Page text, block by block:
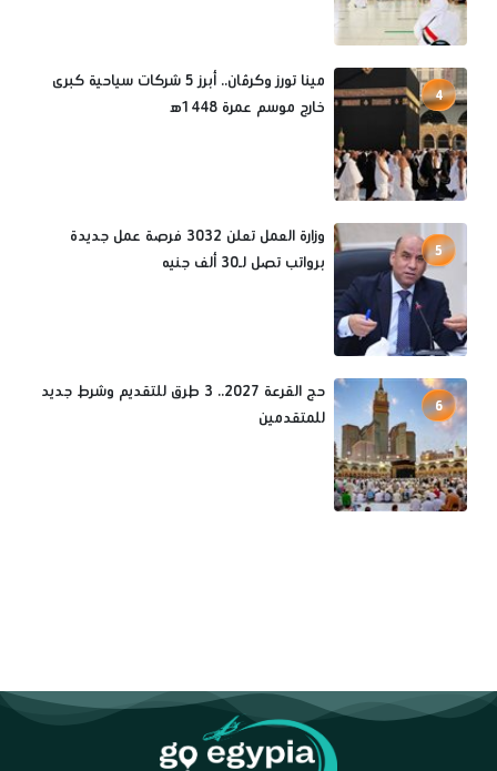
4
مينا تورز وكرڤان.. أبرز 5 شركات سياحية كبرى
خارج موسم عمرة 1448ه‍
5
وزارة العمل تعلن 3032 فرصة عمل جديدة
برواتب تصل لـ30 ألف جنيه
6
حج القرعة 2027.. 3 طرق للتقديم وشرط جديد
للمتقدمين